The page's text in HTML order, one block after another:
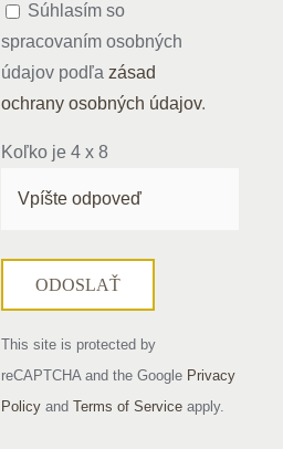
Súhlasím so
spracovaním osobných
údajov podľa zásad
ochrany osobných údajov.
Koľko je4 x 8
This site is protected by
reCAPTCHA and the Google Privacy
Policy andTerms of Service apply.